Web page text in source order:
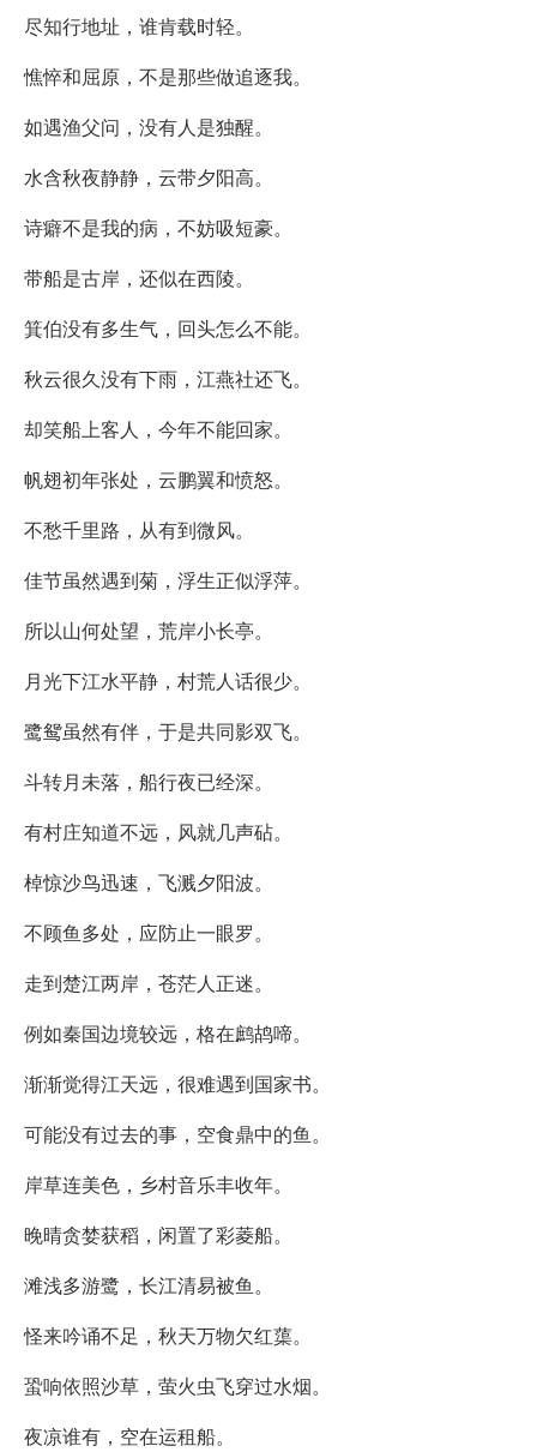
尽知行地址，谁肯载时轻。
憔悴和屈原，不是那些做追逐我。
如遇渔父问，没有人是独醒。
水含秋夜静静，云带夕阳高。
诗癖不是我的病，不妨吸短豪。
带船是古岸，还似在西陵。
箕伯没有多生气，回头怎么不能。
秋云很久没有下雨，江燕社还飞。
却笑船上客人，今年不能回家。
帆翅初年张处，云鹏翼和愤怒。
不愁千里路，从有到微风。
佳节虽然遇到菊，浮生正似浮萍。
所以山何处望，荒岸小长亭。
月光下江水平静，村荒人话很少。
鹭鸳虽然有伴，于是共同影双飞。
斗转月未落，船行夜已经深。
有村庄知道不远，风就几声砧。
棹惊沙鸟迅速，飞溅夕阳波。
不顾鱼多处，应防止一眼罗。
走到楚江两岸，苍茫人正迷。
例如秦国边境较远，格在鹧鸪啼。
渐渐觉得江天远，很难遇到国家书。
可能没有过去的事，空食鼎中的鱼。
岸草连美色，乡村音乐丰收年。
晚晴贪婪获稻，闲置了彩菱船。
滩浅多游鹭，长江清易被鱼。
怪来吟诵不足，秋天万物欠红蕖。
蛩响依照沙草，萤火虫飞穿过水烟。
夜凉谁有，空在运租船。